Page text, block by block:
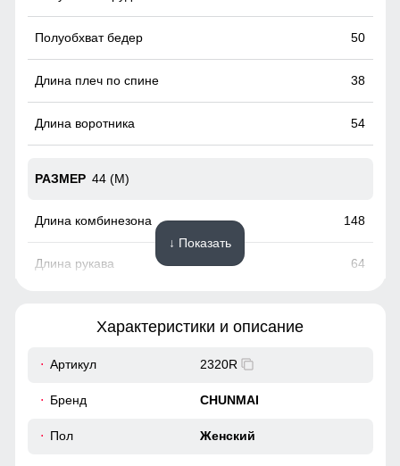
Служит дополнительным местом хранения вещей.
Это лучший помощник для влагоотведения и она
50
38
54
44 (M)
148
64
↓ Показать
Характеристики и описание
Артикул 2320R
Бренд CHUNMAI
Пол Женский